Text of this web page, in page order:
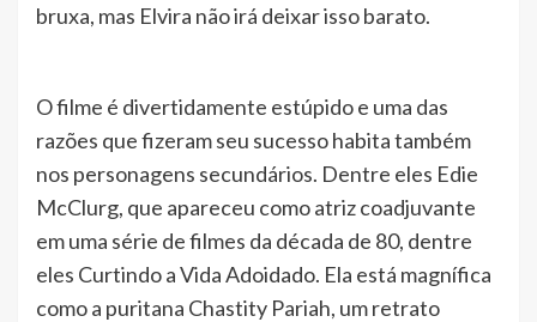
bruxa, mas Elvira não irá deixar isso barato.
O filme é divertidamente estúpido e uma das
razões que fizeram seu sucesso habita também
nos personagens secundários. Dentre eles Edie
McClurg, que apareceu como atriz coadjuvante
em uma série de filmes da década de 80, dentre
eles Curtindo a Vida Adoidado. Ela está magnífica
como a puritana Chastity Pariah, um retrato